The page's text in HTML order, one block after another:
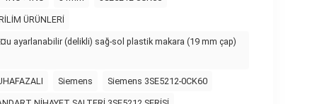
ÜRÜNLERİ
ayarlanabilir (delikli) sağ-sol plastik makara (19 mm çap)
Siemens Siemens 3SE5212-0CK60